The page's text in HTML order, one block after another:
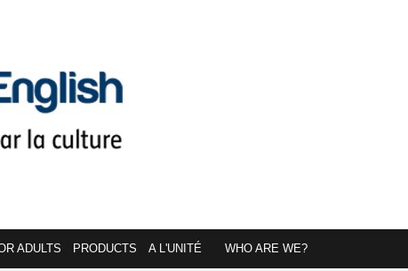
ADULTS PRODUCTS A L'UNITÉ WHO ARE WE?